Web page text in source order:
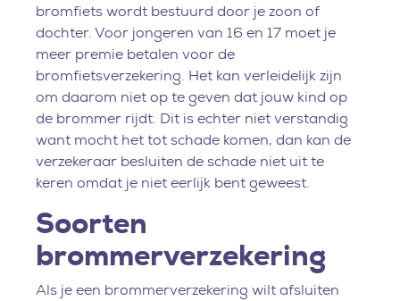
bromfiets wordt bestuurd door je zoon of
dochter. Voor jongeren van 16 en 17 moet je
meer premie betalen voor de
bromfietsverzekering. Het kan verleidelijk zijn
om daarom niet op te geven dat jouw kind op
de brommer rijdt. Dit is echter niet verstandig
want mocht het tot schade komen, dan kan de
verzekeraar besluiten de schade niet uit te
keren omdat je niet eerlijk bent geweest.
Soorten
brommerverzekering
Als je een brommerverzekering wilt afsluiten